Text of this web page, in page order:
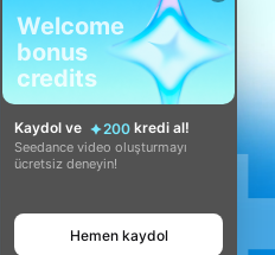
Welcome
bonus
credits
Kaydol ve 200 kredi al!
Seedance video oluşturmayı
ücretsiz deneyin!
Hemen kaydol